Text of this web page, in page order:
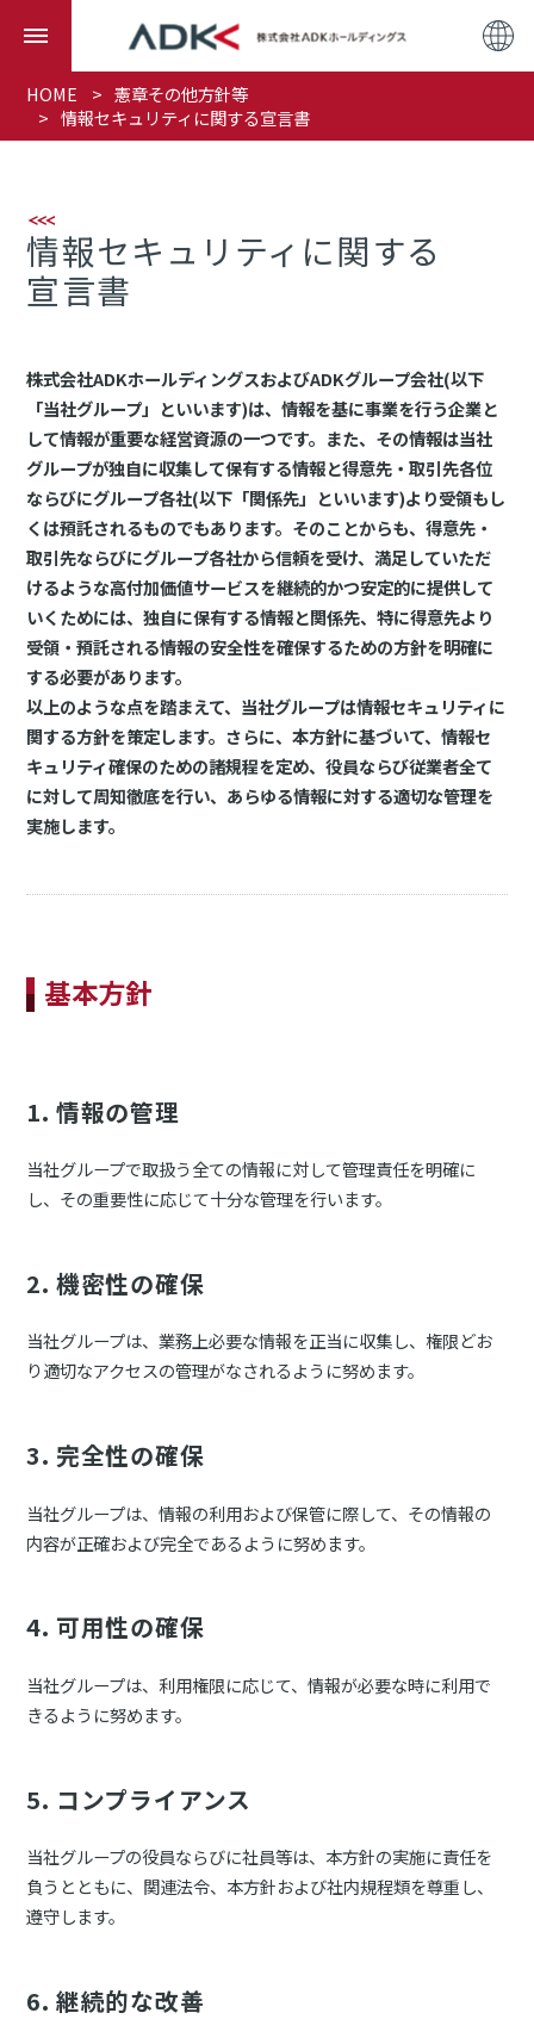
HOME
憲章その他方針等
情報セキュリティに関する宣言書
情報セキュリティに関する
宣言書
株式会社ADKホールディングスおよびADKグループ会社(以下
「当社グループ」といいます)は、情報を基に事業を行う企業と
して情報が重要な経営資源の一つです。また、その情報は当社
グループが独自に収集して保有する情報と得意先・取引先各位
ならびにグループ各社(以下「関係先」といいます)より受領もし
くは預託されるものでもあります。そのことからも、得意先・
取引先ならびにグループ各社から信頼を受け、満足していただ
けるような高付加価値サービスを継続的かつ安定的に提供して
いくためには、独自に保有する情報と関係先、特に得意先より
受領・預託される情報の安全性を確保するための方針を明確に
する必要があります。
以上のような点を踏まえて、当社グループは情報セキュリティに
関する方針を策定します。さらに、本方針に基づいて、情報セ
キュリティ確保のための諸規程を定め、役員ならび従業者全て
に対して周知徹底を行い、あらゆる情報に対する適切な管理を
実施します。
基本方針
1. 情報の管理
当社グループで取扱う全ての情報に対して管理責任を明確に
し、その重要性に応じて十分な管理を行います。
2. 機密性の確保
当社グループは、業務上必要な情報を正当に収集し、権限どお
り適切なアクセスの管理がなされるように努めます。
3. 完全性の確保
当社グループは、情報の利用および保管に際して、その情報の
内容が正確および完全であるように努めます。
4. 可用性の確保
当社グループは、利用権限に応じて、情報が必要な時に利用で
きるように努めます。
5. コンプライアンス
当社グループの役員ならびに社員等は、本方針の実施に責任を
負うとともに、関連法令、本方針および社内規程類を尊重し、
遵守します。
6. 継続的な改善